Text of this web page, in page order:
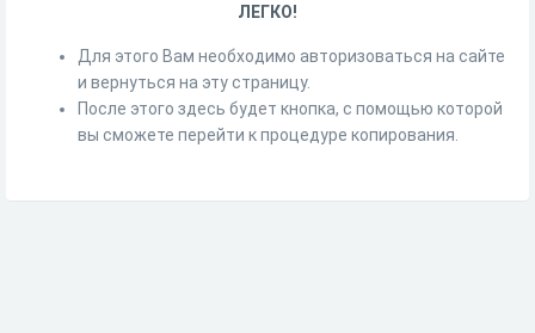
ЛЕГКО!
Для этого Вам необходимо авторизоваться на сайте
и вернуться на эту страницу.
После этого здесь будет кнопка, с помощью которой
вы сможете перейти к процедуре копирования.